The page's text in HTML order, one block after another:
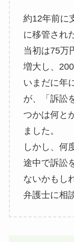
約12年前に
に移管され
当初は75万
増大し、
いまだに年
が、「訴訟
つかは何と
ました。
しかし、何
途中で訴訟
ないかもし
弁護士に相